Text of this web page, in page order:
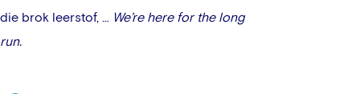
die brok leerstof, … We’re here for the long
run.